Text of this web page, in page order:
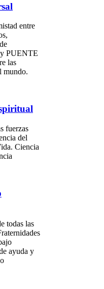
entre
PUENTE
las
mundo.
fuerzas
del
Ciencia
todas las
ayuda y